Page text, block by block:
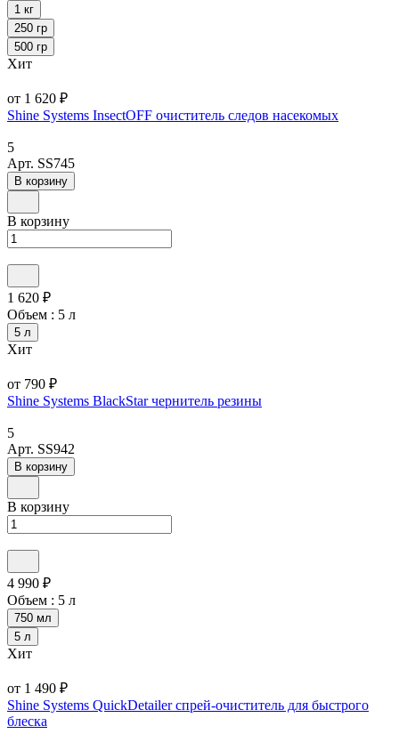
1 кг
250 гр
500 гр
Хит
от 1 620 ₽
Shine Systems InsectOFF очиститель следов насекомых
5
Арт. SS745
В корзину
В корзину
1 620 ₽
Объем : 5 л
5 л
Хит
от 790 ₽
Shine Systems BlackStar чернитель резины
5
Арт. SS942
В корзину
В корзину
4 990 ₽
Объем : 5 л
750 мл
5 л
Хит
от 1 490 ₽
Shine Systems QuickDetailer спрей-очиститель для быстрого
блеска